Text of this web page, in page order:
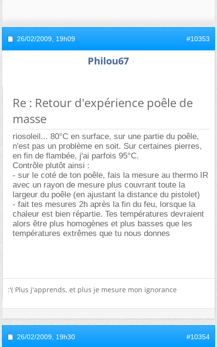
26/02/2009, 19h09 #10353
Philou67
Re : Retour d'expérience poêle de
masse
riosoleil... 80°C en surface, sur une partie du poêle,
n'est pas un problème en soit. Sur certaines pierres,
en fin de flambée, j'ai parfois 95°C.
Contrôle plutôt ainsi :
- sur le coté de ton poêle, fais la mesure au thermo IR
avec un rayon de mesure plus couvrant toute la
largeur du poêle (en ajustant la distance du pistolet)
- fait tes mesures 2h après la fin du feu, lorsque la
chaleur est bien répartie. Tes températures devraient
alors être plus homogènes et plus basses que les
températures extrêmes que tu nous donnes
:'( Plus j'apprends, et plus je mesure mon ignorance
26/02/2009, 19h30 #10354